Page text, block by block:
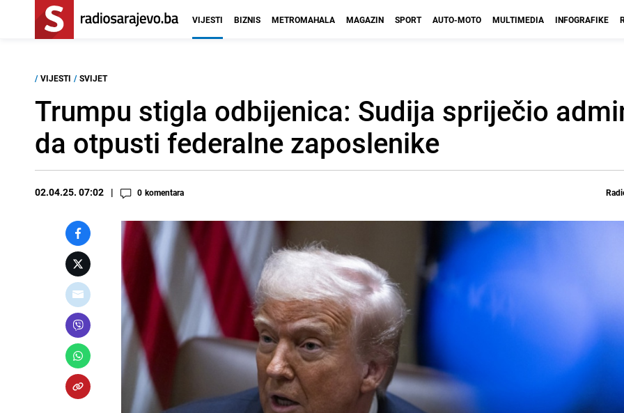
VIJESTI BIZNIS METROMAHALA MAGAZIN SPORT AUTO-MOTO MULTIMEDIA INFOGRAFIKE
/ VIJESTI / SVIJET
Trumpu stigla odbijenica: Sudija spriječio
da otpusti federalne zaposlenike
02.04.25. 07:02 0 komentara